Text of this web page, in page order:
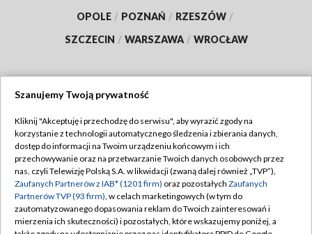
OPOLE / POZNAŃ / RZESZÓW /
SZCZECIN / WARSZAWA / WROCŁAW
TVP
Abonament TVP
Emisja w TVP
Centrum informacji TVP
Naziemna Telewizja Cyfrowa
Regulamin TVP
Polityka prywatności
Moje zgody
Pomoc
Szanujemy Twoją prywatność
Kliknij "Akceptuję i przechodzę do serwisu", aby wyrazić zgody na
korzystanie z technologii automatycznego śledzenia i zbierania danych,
dostęp do informacji na Twoim urządzeniu końcowym i ich
przechowywanie oraz na przetwarzanie Twoich danych osobowych przez
nas, czyli Telewizję Polską S.A. w likwidacji (zwaną dalej również „TVP”),
Zaufanych Partnerów z IAB* (1201 firm) oraz pozostałych Zaufanych
Partnerów TVP (93 firm), w celach marketingowych (w tym do
zautomatyzowanego dopasowania reklam do Twoich zainteresowań i
mierzenia ich skuteczności) i pozostałych, które wskazujemy poniżej, a